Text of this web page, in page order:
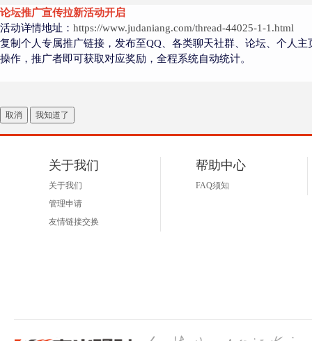
论坛推广宣传拉新活动开启
活动详情地址： https://www.judaniang.com/thread-44025-1-1.html
复制个人专属推广链接，发布至QQ、各类聊天社群、论坛、个人
操作，推广者即可获取对应奖励，全程系统自动统计。
取消 我知道了
关于我们
关于我们
管理申请
友情链接交换
帮助中心
FAQ须知